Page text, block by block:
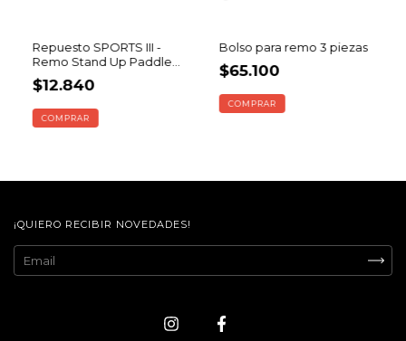
Repuesto SPORTS III -
Remo Stand Up Paddle
Aluminio Extensible
$12.840
Bolso para remo 3 piezas
$65.100
¡QUIERO RECIBIR NOVEDADES!